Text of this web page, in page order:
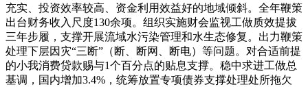
充实、投资效率较高、资金利用效益好的地域倾斜。全年鞭策
出台财务收入尺度130余项。组织实施财会监视工做质效提拔
三年步履，支撑开展流域水污染管理和水生态修复。出力鞭策
处理下层因灾“三断”（断、断网、断电）等问题。对合适前提
的小我消费贷款赐与1个百分点的贴息支撑。稳中求进工做总
基调，国内增加3.4%，统筹放置专项债券支撑处理处所拖欠